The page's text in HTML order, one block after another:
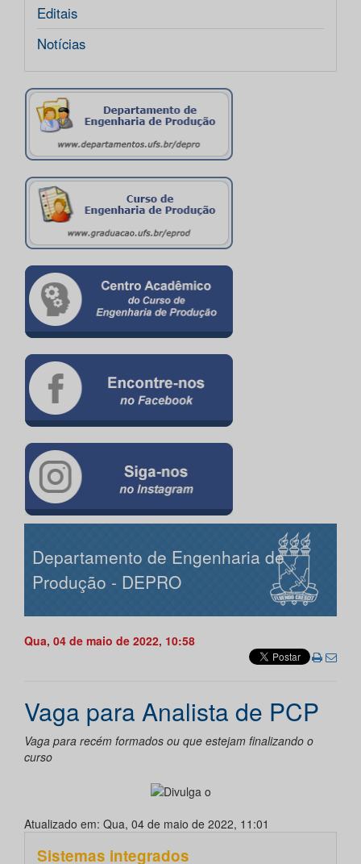
Editais
Notícias
Departamento de Engenharia de
Produção - DEPRO
Qua, 04 de maio de 2022, 10:58
Vaga para Analista de PCP
Vaga para recém formados ou que estejam finalizando o
curso
Atualizado em: Qua, 04 de maio de 2022, 11:01
Sistemas integrados